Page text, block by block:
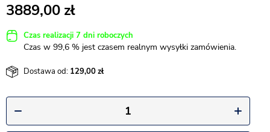
3889,00
Czas realizacji 7 dni roboczych
Czas w 99,6 % jest czasem realnym wysyłki zamówienia.
Dostawa od: 129,00